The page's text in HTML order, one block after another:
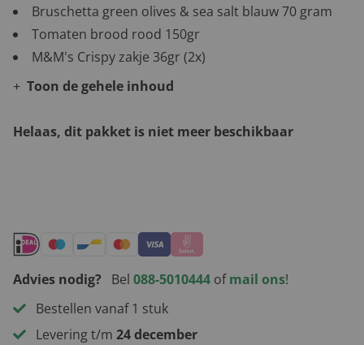
Bruschetta green olives & sea salt blauw 70 gram
Tomaten brood rood 150gr
M&M's Crispy zakje 36gr (2x)
Toon de gehele inhoud
Helaas, dit pakket is niet meer beschikbaar
Advies nodig? Bel 088-5010444 ofmail ons!
Bestellen vanaf 1 stuk
Levering t/m 24 december